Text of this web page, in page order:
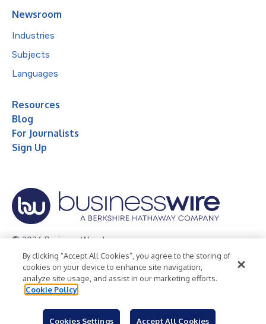
Newsroom
Industries
Subjects
Languages
Resources
Blog
For Journalists
Sign Up
© 2026 Business Wire, Inc.
Privacy Policy Cookie Policy
Accessibility Statement
Terms of Use
Legal
By clicking “Accept All Cookies”, you agree to the storing of
cookies on your device to enhance site navigation,
analyze site usage, and assist in our marketing efforts.
Cookie Policy
Cookies Settings Accept All Cookies